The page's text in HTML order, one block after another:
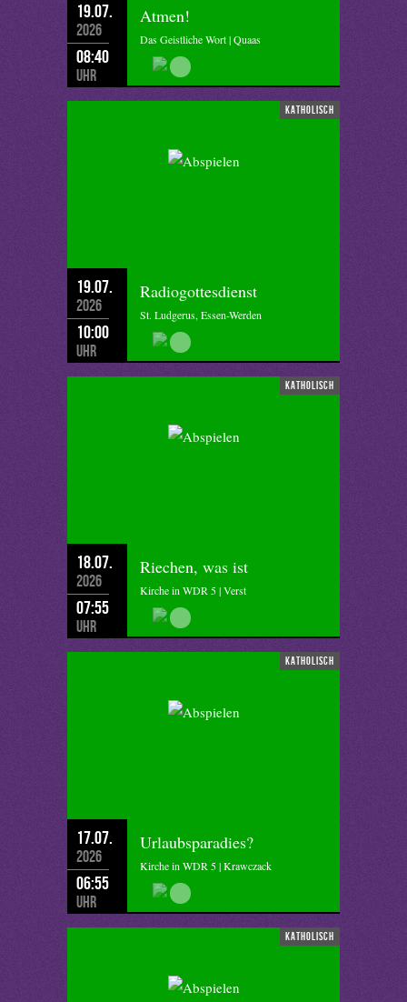
19.07.
2026
08:40
Uhr
Atmen!
Das Geistliche Wort | Quaas
katholisch
19.07.
2026
10:00
Uhr
Radiogottesdienst
St. Ludgerus, Essen-Werden
katholisch
18.07.
2026
07:55
Uhr
Riechen, was ist
Kirche in WDR 5 | Verst
katholisch
17.07.
2026
06:55
Uhr
Urlaubsparadies?
Kirche in WDR 5 | Krawczack
katholisch